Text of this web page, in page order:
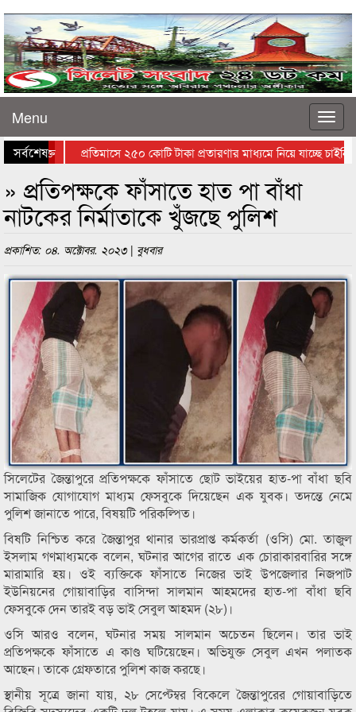
Menu
সর্বশেষ
সনাক্ত
প্রতিমাসে ২৫০ কোটি টাকা প্রতারণার মাধ্যমে নিয়ে যাচ্ছে চাইনিজরা
জন্যে কঠিন
» প্রতিপক্ষকে ফাঁসাতে হাত পা বাঁধা
নাটকের নির্মাতাকে খুঁজছে পুলিশ
প্রকাশিত: ০৪. অক্টোবর. ২০২৩ | বুধবার
সিলেটের জৈন্তাপুরে প্রতিপক্ষকে ফাঁসাতে ছোট ভাইয়ের হাত-পা বাঁধা ছবি
সামাজিক যোগাযোগ মাধ্যম ফেসবুকে দিয়েছেন এক যুবক। তদন্তে নেমে
পুলিশ জানাতে পারে, বিষয়টি পরিকল্পিত।
বিষটি নিশ্চিত করে জৈন্তাপুর থানার ভারপ্রাপ্ত কর্মকর্তা (ওসি) মো. তাজুল
ইসলাম গণমাধ্যমকে বলেন, ঘটনার আগের রাতে এক চোরাকারবারির সঙ্গে
মারামারি হয়। ওই ব্যক্তিকে ফাঁসাতে নিজের ভাই উপজেলার নিজপাট
ইউনিয়নের গোয়াবাড়ির বাসিন্দা সালমান আহমদের হাত-পা বাঁধা ছবি
ফেসবুকে দেন তারই বড় ভাই সেবুল আহমদ (২৮)।
ওসি আরও বলেন, ঘটনার সময় সালমান অচেতন ছিলেন। তার ভাই
প্রতিপক্ষকে ফাঁসাতে এ কাণ্ড ঘটিয়েছেন। অভিযুক্ত সেবুল এখন পলাতক
আছেন। তাকে গ্রেফতারে পুলিশ কাজ করছে।
স্থানীয় সূত্রে জানা যায়, ২৮ সেপ্টেম্বর বিকেলে জৈন্তাপুরের গোয়াবাড়িতে